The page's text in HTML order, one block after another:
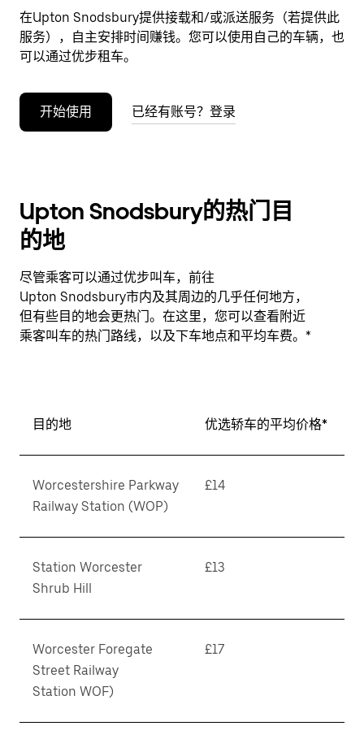
在Upton Snodsbury提供接载和/或派送服务（若提供此
服务），自主安排时间赚钱。您可以使用自己的车辆，也
可以通过优步租车。
开始使用 已经有账号？登录
Upton Snodsbury的热门目
的地
尽管乘客可以通过优步叫车，前往
Upton Snodsbury市内及其周边的几乎任何地方，
但有些目的地会更热门。在这里，您可以查看附近
乘客叫车的热门路线，以及下车地点和平均车费。*
目的地 优选轿车的平均价格*
Worcestershire Parkway
Railway Station (WOP)
£14
Station Worcester
Shrub Hill
£13
Worcester Foregate
Street Railway
Station WOF)
£17